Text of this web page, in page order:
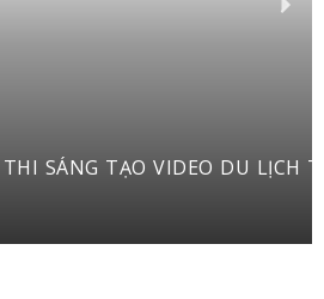
DU LỊCH TRÊN YOUTUBE SHORTS “VIỆT NAM: ĐI